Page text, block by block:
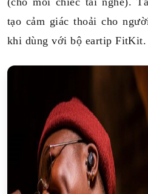
tạo cảm giác thoải cho
khi dùng với bộ eartip FitKit.